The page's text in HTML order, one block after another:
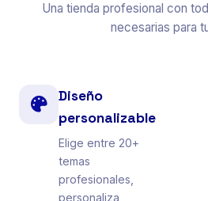
Una tienda profesional con
necesarias para
Diseño
personalizable
Elige entre 20+
temas
profesionales,
personaliza